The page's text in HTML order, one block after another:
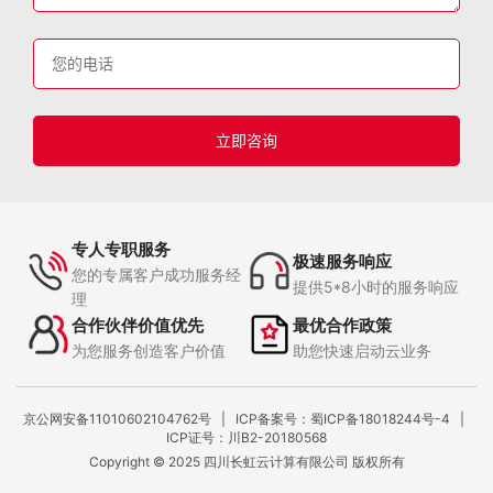
专人专职服务
您的专属客户成功服务经
理
极速服务响应
提供5*8小时的服务响应
合作伙伴价值优先
为您服务创造客户价值
最优合作政策
助您快速启动云业务
京公网安备11010602104762号 | ICP备案号：蜀ICP备18018244号-4
ICP证号：川B2-20180568
Copyright © 2025 四川长虹云计算有限公司 版权所有